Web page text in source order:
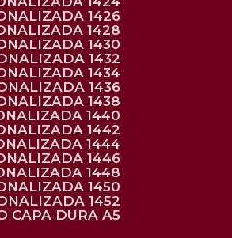
1426
1428
1430
1432
1434
1436
1438
1440
1442
1444
1446
1448
1450
1452
CAPA DURA A5